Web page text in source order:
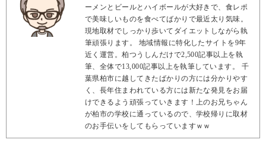
ーメンとビールとハイボールが大好きで、食レポ
で美味しいものを食べてばかりで最近太り気味。
現地取材でしっかり歩いてダイエットしながら執
筆頑張ります。 地域情報に特化したサイトを9年
近く運営。柏つうしんだけで2,500記事以上を執
筆、全体で13,000記事以上を執筆しています。 千
葉県柏市に越してきたばかりの方には分かりやす
く、長年住まわれている方には新たな発見をお届
けできるよう頑張っていきます！上のお兄ちゃん
が柏市の学校に通っているので、学校帰りに取材
のお手伝いをしてもらっていますｗｗ